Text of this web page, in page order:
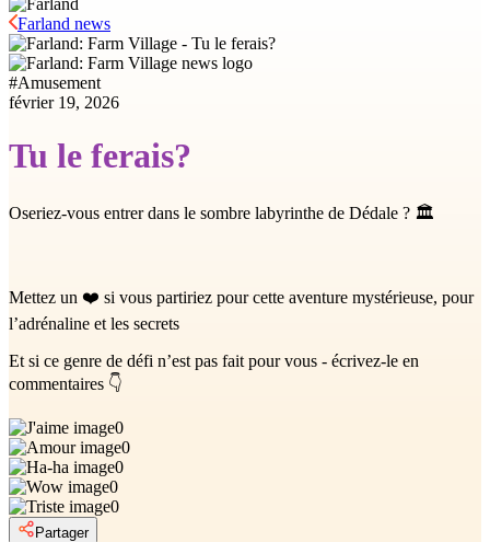
Farland news
#Amusement
février 19, 2026
Tu le ferais?
Oseriez-vous entrer dans le sombre labyrinthe de Dédale ? 🏛️
Mettez un ❤️ si vous partiriez pour cette aventure mystérieuse, pour
l’adrénaline et les secrets
Et si ce genre de défi n’est pas fait pour vous - écrivez-le en
commentaires 👇
0
0
0
0
0
Partager